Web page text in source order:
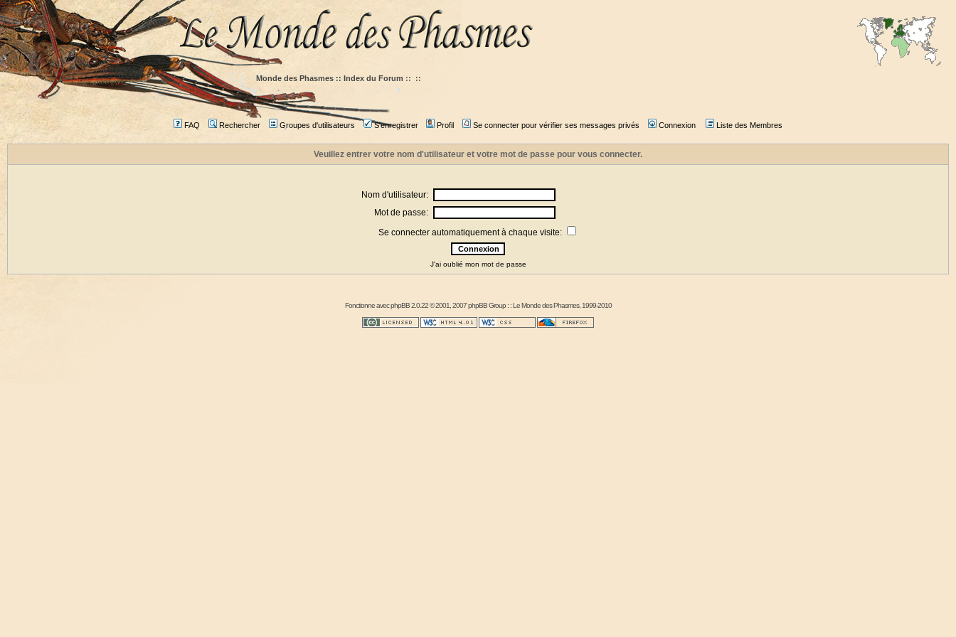
Monde des Phasmes :: Index du Forum :: ::
FAQ Rechercher Groupes d'utilisateurs S'enregistrer Profil Se connecter pour vérifier ses messages privés Connexion Liste des Membres
Veuillez entrer votre nom d'utilisateur et votre mot de passe pour vous connecter.
Nom d'utilisateur:
Mot de passe:
Se connecter automatiquement à chaque visite:
J'ai oublié mon mot de passe
Fonctionne avecphpBB2.0.22 © 2001, 2007 phpBB Group : :Le Monde des Phasmes, 1999-2010